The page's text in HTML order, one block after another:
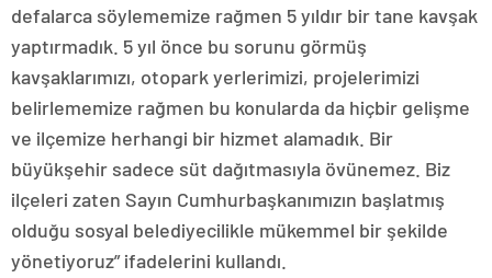
defalarca söylememize rağmen 5 yıldır bir tane kavşak
yaptırmadık. 5 yıl önce bu sorunu görmüş
kavşaklarımızı, otopark yerlerimizi, projelerimizi
belirlememize rağmen bu konularda da hiçbir gelişme
ve ilçemize herhangi bir hizmet alamadık. Bir
büyükşehir sadece süt dağıtmasıyla övünemez. Biz
ilçeleri zaten Sayın Cumhurbaşkanımızın başlatmış
olduğu sosyal belediyecilikle mükemmel bir şekilde
yönetiyoruz” ifadelerini kullandı.